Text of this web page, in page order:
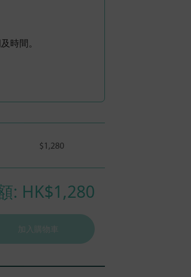
時間。
$1,280
: HK$1,280
加入購物車